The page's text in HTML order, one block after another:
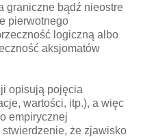
graniczne bądź nieostre
pierwotnego
logiczną albo
aksjomatów
opisują pojęcia
wartości, itp.), a więc
empirycznej
że zjawisko